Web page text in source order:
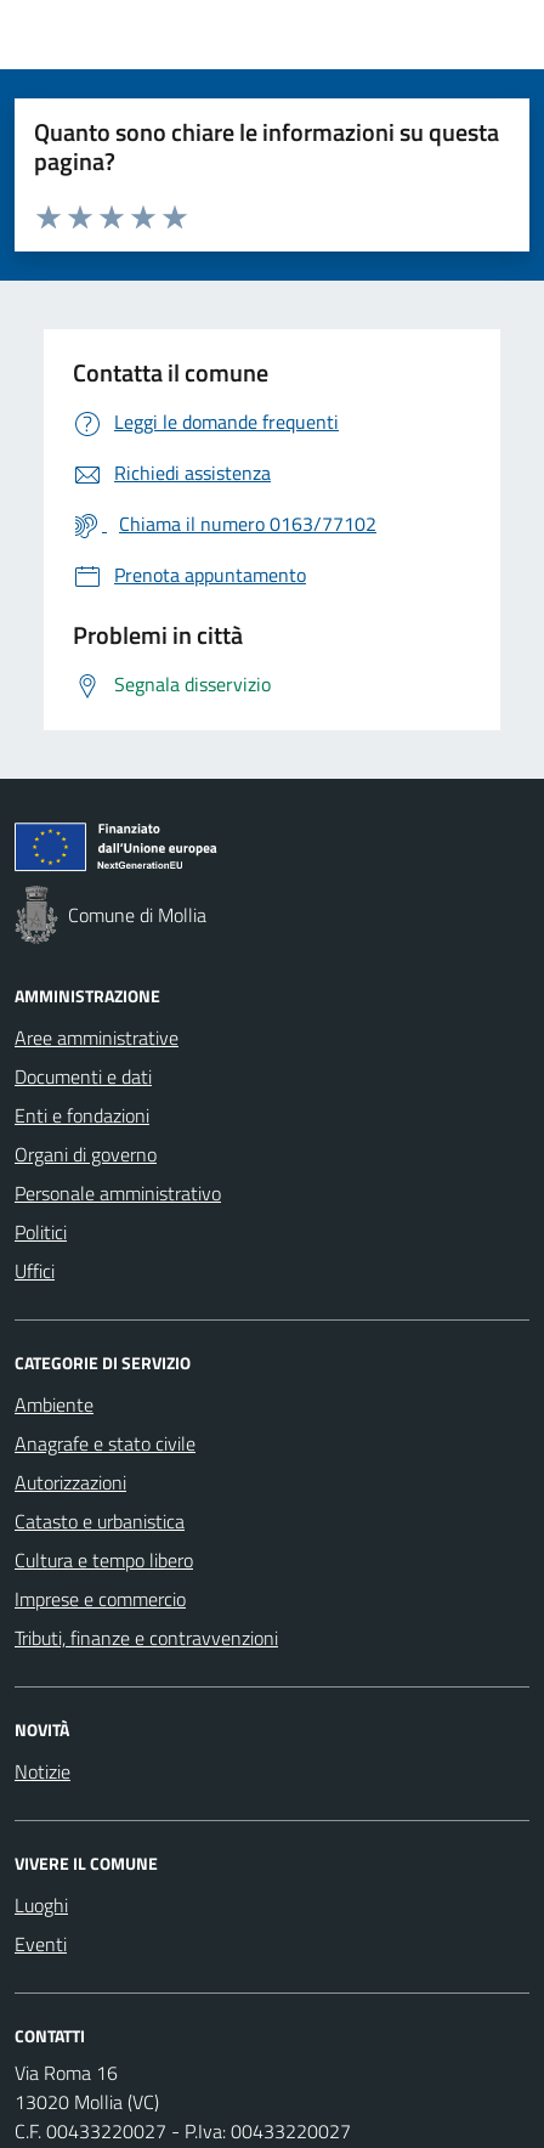
Quanto sono chiare le informazioni su questa
pagina?
Valuta da 1 a 5 stelle la pagina
Valuta 5 stelle su 5
Valuta 4 stelle su 5
Valuta 3 stelle su 5
Valuta 2 stelle su 5
Valuta 1 stelle su 5
Contatta il comune
Leggi le domande frequenti
Richiedi assistenza
Chiama il numero 0163/77102
Prenota appuntamento
Problemi in città
Segnala disservizio
Comune di Mollia
AMMINISTRAZIONE
Aree amministrative
Documenti e dati
Enti e fondazioni
Organi di governo
Personale amministrativo
Politici
Uffici
CATEGORIE DI SERVIZIO
Ambiente
Anagrafe e stato civile
Autorizzazioni
Catasto e urbanistica
Cultura e tempo libero
Imprese e commercio
Tributi, finanze e contravvenzioni
NOVITÀ
Notizie
VIVERE IL COMUNE
Luoghi
Eventi
CONTATTI
Via Roma 16
13020 Mollia (VC)
C.F. 00433220027 - P.Iva: 00433220027